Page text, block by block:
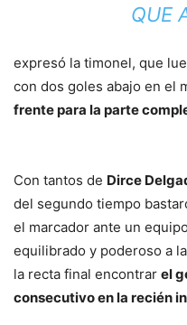
QUE
expresó la timonel, que
con dos goles abajo en el
frente para la parte
Con tantos de Dirce
del segundo tiempo
el marcador ante un
equilibrado y poderoso a
la recta final encontrar el
consecutivo en la recién